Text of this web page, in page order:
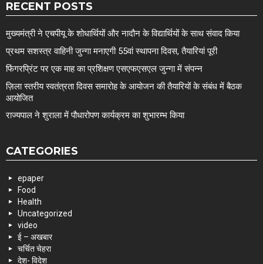
RECENT POSTS
मुख्यमंत्री ने एचपीयू के शोधार्थियों और नादौन के विद्यार्थियों के साथ संवाद किया
प्रथम सशस्त्र वाहिनी जुन्गा मनाएगी 55वां स्थापना दिवस, तैयारियां पूरी
फिंगरप्रिंट पर एक माह का प्रशिक्षण एसएफएसएल जुन्गा में संपन्न
ज़िला स्तरीय स्वतंत्रता दिवस समारोह के आयोजन की तैयारियों के संबंध में बैठक
आयोजित
राज्यपाल ने शुराला में पौधारोपण कार्यक्रम का शुभारम्भ किया
CATEGORIES
epaper
Food
Health
Uncategorized
video
ई – अखबार
चर्चित चेहरा
देश- विदेश